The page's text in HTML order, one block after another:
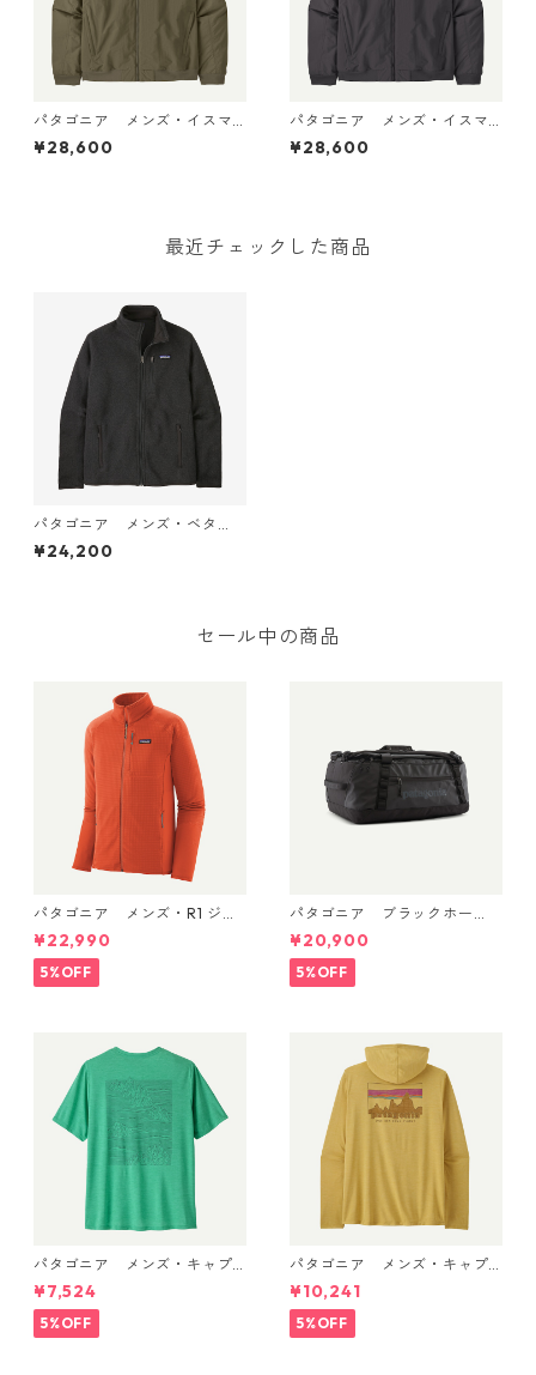
パタゴニア メンズ・イスマ
ス・デック・ジャケット (カ
ラー Basin Green) Patagoni
¥28,600
パタゴニア メンズ・イスマ
ス・デック・ジャケット (カ
ラー Ink Black) Patagonia M
¥28,600
最近チェックした商品
パタゴニア メンズ・ベタ
ー・セーター・ジャケット
(カラー Black) Patagonia Me
¥24,200
セール中の商品
パタゴニア メンズ・R1 ジャ
ケット (カラー Coal Orang
e) Patagonia Men's R1® Flee
ce Jacket 日本正規品 製品
番号 40129
¥22,990
5%OFF
パタゴニア ブラックホー
ル・ダッフル 40L Black w/Bl
ack 49339 日本正規品
¥20,900
5%OFF
パタゴニア メンズ・キャプ
リーン・クール・デイリー・
シャツ（ストラタスパイア）
(カラー Feather Grey) Pat
agonia Men's Capilene® Co
¥7,524
5%OFF
パタゴニア メンズ・キャプ
リーン・クール・デイリー・
フーディ（'73 スカイライン）
(カラー Limestone Yellow - L
ight Limestone Yellow X-Dy
¥10,241
5%OFF